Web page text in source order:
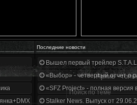
Последние новости
1.3.5.ООП.МА.К.
Вышел первый трейлер
«Выбор» - четвертый отчет о
«SFZ Project» - полная версия
Stalker News. Выпуск от
Архив -